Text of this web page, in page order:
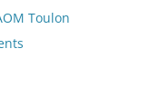
Toulon